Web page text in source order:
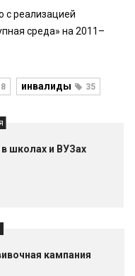
с реализацией
среда» на 2011–
8 инвалиды 35
школах и ВУЗах
кампания